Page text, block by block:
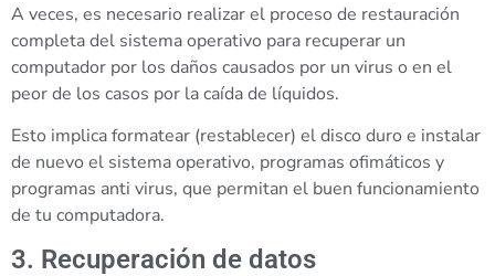
A veces, es necesario realizar el proceso de restauración
completa del sistema operativo para recuperar un
computador por los daños causados por un virus o en el
peor de los casos por la caída de líquidos.
Esto implica formatear (restablecer) el disco duro e instalar
de nuevo el sistema operativo, programas ofimáticos y
programas anti virus, que permitan el buen funcionamiento
de tu computadora.
3. Recuperación de datos